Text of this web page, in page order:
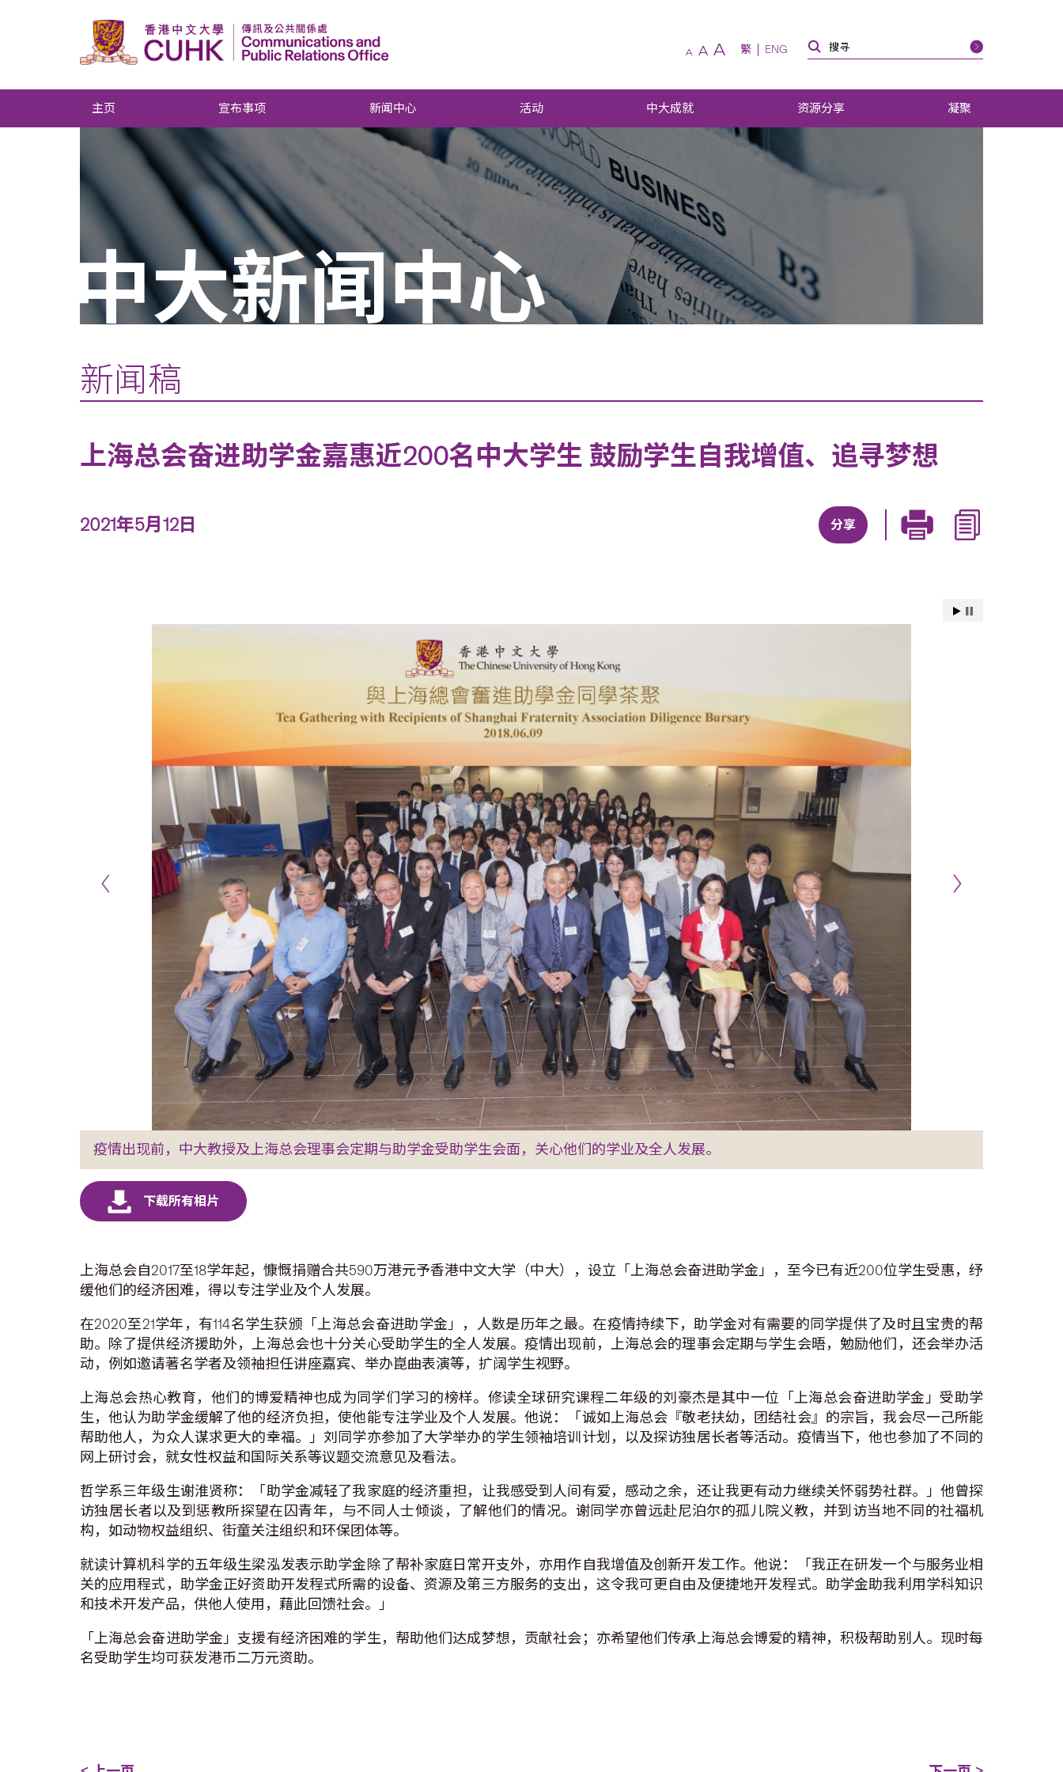
A A A 繁 ENG
主页 宣布事项 新闻中心 活动 中大成就 资源分享 凝聚
中大新闻中心
新闻稿
上海总会奋进助学金嘉惠近200名中大学生 鼓励学生自我增值、追寻梦想
2021年5月12日 分享
疫情出现前，中大教授及上海总会理事会定期与助学金受助学生会面，关心他们的学业及全人发展。
上海总会自2017至18学年起，慷慨捐赠合共590万港元予香港中文大学（中大），设立「上海总会奋进助学金」，至今已有近200位学生受惠，纾
缓他们的经济困难，得以专注学业及个人发展。
在2020至21学年，有114名学生获颁「上海总会奋进助学金」，人数是历年之最。在疫情持续下，助学金对有需要的同学提供了及时且宝贵的帮
助。除了提供经济援助外，上海总会也十分关心受助学生的全人发展。疫情出现前，上海总会的理事会定期与学生会晤，勉励他们，还会举办活
动，例如邀请著名学者及领袖担任讲座嘉宾、举办崑曲表演等，扩阔学生视野。
上海总会热心教育，他们的博爱精神也成为同学们学习的榜样。修读全球研究课程二年级的刘豪杰是其中一位「上海总会奋进助学金」受助学
生，他认为助学金缓解了他的经济负担，使他能专注学业及个人发展。他说：「诚如上海总会『敬老扶幼，团结社会』的宗旨，我会尽一己所能
帮助他人，为众人谋求更大的幸福。」刘同学亦参加了大学举办的学生领袖培训计划，以及探访独居长者等活动。疫情当下，他也参加了不同的
网上研讨会，就女性权益和国际关系等议题交流意见及看法。
哲学系三年级生谢淮贤称：「助学金减轻了我家庭的经济重担，让我感受到人间有爱，感动之余，还让我更有动力继续关怀弱势社群。」他曾探
访独居长者以及到惩教所探望在囚青年，与不同人士倾谈，了解他们的情况。谢同学亦曾远赴尼泊尔的孤儿院义教，并到访当地不同的社福机
构，如动物权益组织、街童关注组织和环保团体等。
就读计算机科学的五年级生梁泓发表示助学金除了帮补家庭日常开支外，亦用作自我增值及创新开发工作。他说：「我正在研发一个与服务业相
关的应用程式，助学金正好资助开发程式所需的设备、资源及第三方服务的支出，这令我可更自由及便捷地开发程式。助学金助我利用学科知识
和技术开发产品，供他人使用，藉此回馈社会。」
「上海总会奋进助学金」支援有经济困难的学生，帮助他们达成梦想，贡献社会；亦希望他们传承上海总会博爱的精神，积极帮助别人。现时每
名受助学生均可获发港币二万元资助。